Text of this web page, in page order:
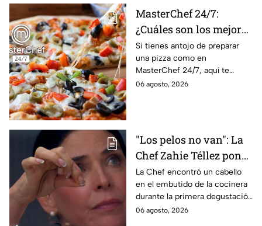
MasterChef 24/7:
¿Cuáles son los mejores
quesos para preparar
pizza en casa?
Si tienes antojo de preparar
una pizza como en
MasterChef 24/7, aquí te
contamos todo lo que debes
06 agosto, 2026
"Los pelos no van": La
Chef Zahie Téllez pone
en evidencia a Carmen
en la gala de mandiles
negros de MasterChef
24/7
La Chef encontró un cabello
en el embutido de la cocinera
durante la primera degustación
de la noche
06 agosto, 2026